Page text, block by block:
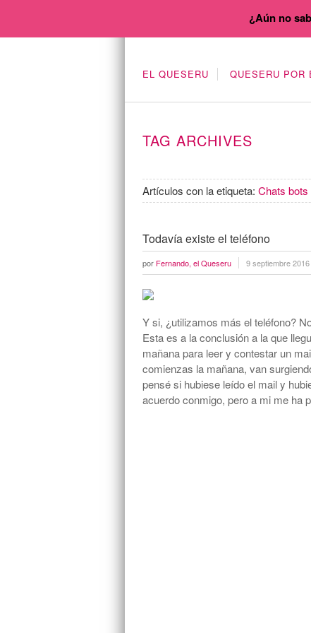
EL QUESERU QUESERU POR
TAG ARCHIVES
Artículos con la etiqueta: Chats bots
Todavía existe el teléfono
por Fernando, el Queseru 9 septiembre 2016
Y si, ¿utilizamos más el teléfono?
Esta es a la conclusión a la que
mañana para leer y contestar un
comienzas la mañana, van
pensé si hubiese leído el mail y
acuerdo conmigo, pero a mi me ha
¿Aún no